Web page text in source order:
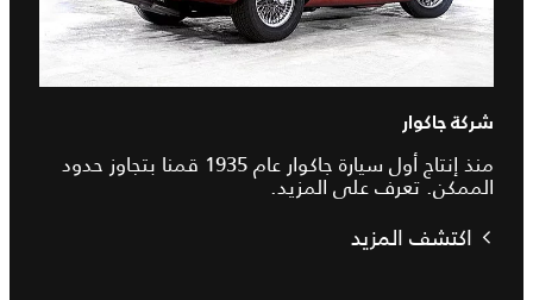
شركة جاكوار
منذ إنتاج أول سيارة جاكوار عام 1935 قمنا بتجاوز حدود
الممكن. تعرف على المزيد.
اكتشف المزيد